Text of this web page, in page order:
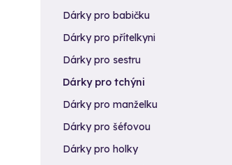
Dárky pro babičku
Dárky pro přítelkyni
Dárky pro sestru
Dárky pro tchýni
Dárky pro manželku
Dárky pro šéfovou
Dárky pro holky